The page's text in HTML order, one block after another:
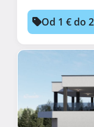
Od 1 € do